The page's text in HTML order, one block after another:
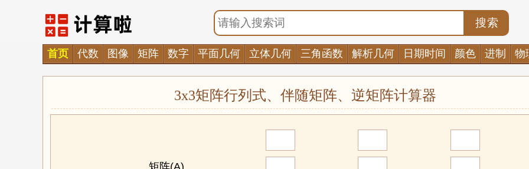
搜索
首页 代数 图像 矩阵 数字 平面几何 立体几何 三角函数 解析几何 日期时间 颜色 进制 物
3x3矩阵行列式、伴随矩阵、逆矩阵计算器
矩阵(A)